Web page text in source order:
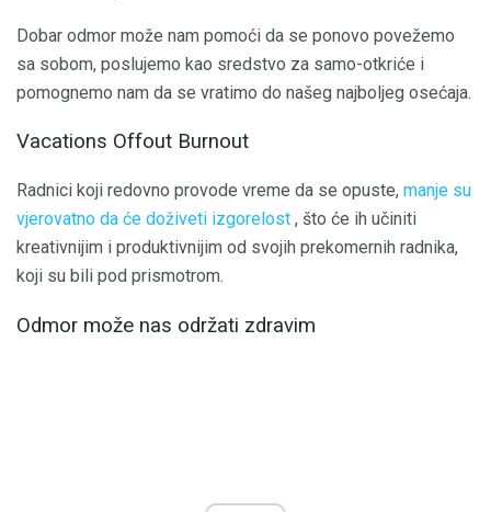
Dobar odmor može nam pomoći da se ponovo povežemo
sa sobom, poslujemo kao sredstvo za samo-otkriće i
pomognemo nam da se vratimo do našeg najboljeg osećaja.
Vacations Offout Burnout
Radnici koji redovno provode vreme da se opuste, manje su
vjerovatno da će doživeti izgorelost , što će ih učiniti
kreativnijim i produktivnijim od svojih prekomernih radnika,
koji su bili pod prismotrom.
Odmor može nas održati zdravim